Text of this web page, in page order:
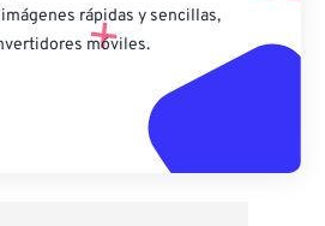
rápidas y sencillas,
móviles.